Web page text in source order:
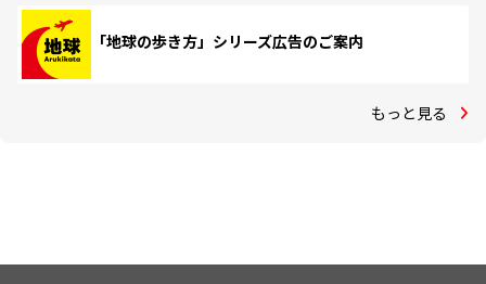
「地球の歩き方」シリーズ広告のご案内
もっと見る